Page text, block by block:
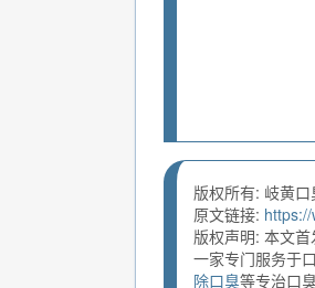
版权所有: 岐黄
原文链接:
版权声明: 本文首
一家专门服务于
除口臭等专治口